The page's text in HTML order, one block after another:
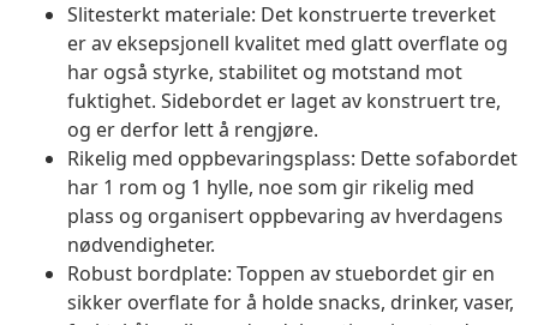
Slitesterkt materiale: Det konstruerte treverket
er av eksepsjonell kvalitet med glatt overflate og
har også styrke, stabilitet og motstand mot
fuktighet. Sidebordet er laget av konstruert tre,
og er derfor lett å rengjøre.
Rikelig med oppbevaringsplass: Dette sofabordet
har 1 rom og 1 hylle, noe som gir rikelig med
plass og organisert oppbevaring av hverdagens
nødvendigheter.
Robust bordplate: Toppen av stuebordet gir en
sikker overflate for å holde snacks, drinker, vaser,